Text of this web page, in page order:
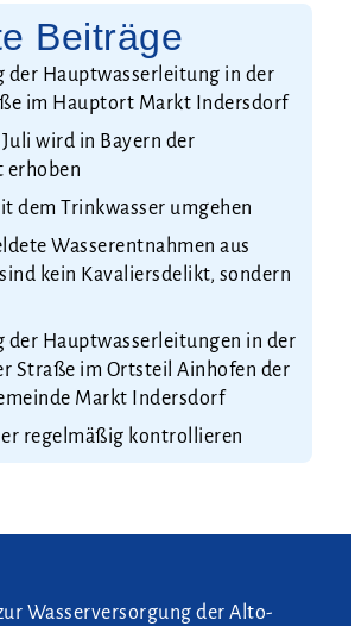
Beiträge
der Hauptwasserleitung in der
im Hauptort Markt Indersdorf
wird in Bayern der
erhoben
dem Trinkwasser umgehen
Wasserentnahmen aus
kein Kavaliersdelikt, sondern
der Hauptwasserleitungen in der
Straße im Ortsteil Ainhofen der
Markt Indersdorf
regelmäßig kontrollieren
Wasserversorgung der Alto-